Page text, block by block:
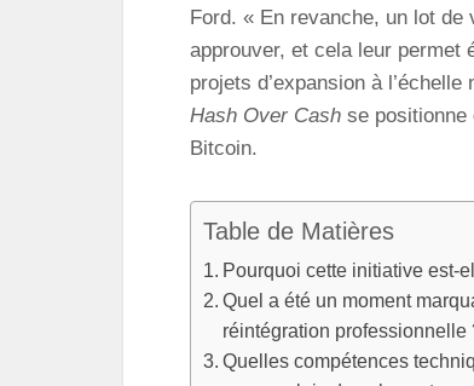
Ford. « En revanche, un lot
approuver, et cela leur permet
projets d’expansion à
Hash Over Cash se positionne
Bitcoin.
Table de Matières
Pourquoi cette initiative est-
Quel a été un moment
réintégration professionnelle
Quelles compétences